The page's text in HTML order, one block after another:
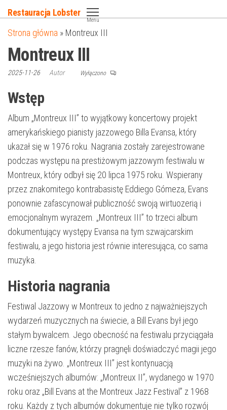
do
treści
Restauracja Lobster
Menu
Strona główna » Montreux III
Montreux III
2025-11-26 Autor Wyłączono
Wstęp
Album „Montreux III” to wyjątkowy koncertowy projekt
amerykańskiego pianisty jazzowego Billa Evansa, który
ukazał się w 1976 roku. Nagrania zostały zarejestrowane
podczas występu na prestiżowym jazzowym festiwalu w
Montreux, który odbył się 20 lipca 1975 roku. Wspierany
przez znakomitego kontrabasistę Eddiego Gómeza, Evans
ponownie zafascynował publiczność swoją wirtuozerią i
emocjonalnym wyrazem. „Montreux III” to trzeci album
dokumentujący występy Evansa na tym szwajcarskim
festiwalu, a jego historia jest równie interesująca, co sama
muzyka.
Historia nagrania
Festiwal Jazzowy w Montreux to jedno z najważniejszych
wydarzeń muzycznych na świecie, a Bill Evans był jego
stałym bywalcem. Jego obecność na festiwalu przyciągała
liczne rzesze fanów, którzy pragnęli doświadczyć magii jego
muzyki na żywo. „Montreux III” jest kontynuacją
wcześniejszych albumów: „Montreux II”, wydanego w 1970
roku oraz „Bill Evans at the Montreux Jazz Festival” z 1968
roku. Każdy z tych albumów dokumentuje nie tylko rozwój